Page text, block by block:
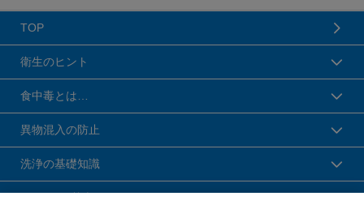
TOP
衛生のヒント
食中毒とは…
異物混入の防止
洗浄の基礎知識